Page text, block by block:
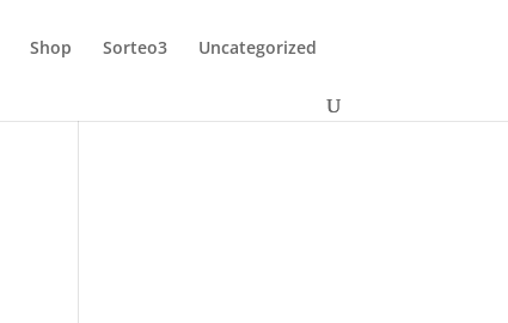
Shop Sorteo3 Uncategorized